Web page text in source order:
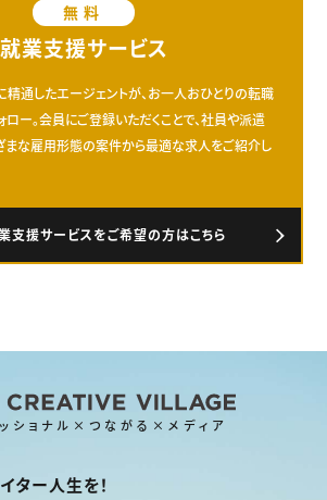
無料
就業支援サービス
精通したエージェントが、お一人おひとりの転職
ロー。会員にご登録いただくことで、社員や派遣
まな雇用形態の案件から最適な求人をご紹介し
支援サービスをご希望の方はこちら
ショナル×つながる×メディア
ター人生を！